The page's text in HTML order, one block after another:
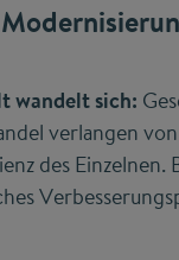
wandelt sich:
verlangen
des